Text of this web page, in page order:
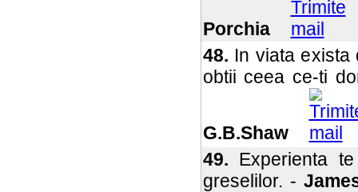
Porchia
48. In viata exista
obtii ceea ce-ti
G.B.Shaw
49. Experienta
greselilor. -